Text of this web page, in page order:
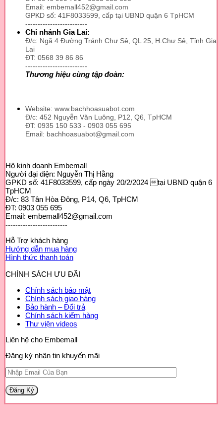
Email: embemall452@gmail.com
GPKD số: 41F8033599, cấp tại UBND quận 6 TpHCM
-------------------------
Chi nhánh Gia Lai:
Đ/c: Ngã 4 Đường Tránh Chư Sê, QL 25, H.Chư Sê, Tỉnh Gia
Lai
ĐT: 0568 39 86 86
-------------------------
Thương hiệu cùng tập đoàn:
Website: www.bachhoasuabot.com
Đ/c: 452 Nguyễn Văn Luông, P12, Q6, TpHCM
ĐT: 0935 150 533 - 0903 055 695
Email: bachhoasuabot@gmail.com
Hộ kinh doanh Embemall
Người đại diện: Nguyễn Thị Hằng
GPKD số: 41F8033599, cấp ngày 20/2/2024 tại UBND quận 6
TpHCM
Đ/c: 83 Tân Hòa Đông, P14, Q6, TpHCM
ĐT: 0903 055 695
Email: embemall452@gmail.com
-------------------------
Hỗ Trợ khách hàng
Hướng dẫn mua hàng
Hình thức thanh toán
CHÍNH SÁCH ƯU ĐÃI
Chính sách bảo mật
Chính sách giao hàng
Bảo hành – Đổi trả
Chính sách kiểm hàng
Thư viện videos
Liên hệ cho Embemall
Đăng ký nhận tin khuyến mãi